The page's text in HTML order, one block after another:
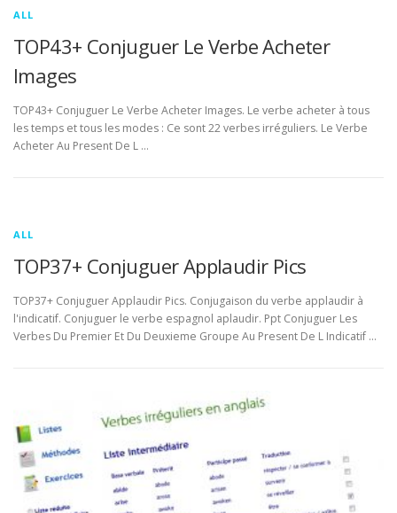
ALL
TOP43+ Conjuguer Le Verbe Acheter
Images
TOP43+ Conjuguer Le Verbe Acheter Images. Le verbe acheter à tous
les temps et tous les modes : Ce sont 22 verbes irréguliers. Le Verbe
Acheter Au Present De L …
ALL
TOP37+ Conjuguer Applaudir Pics
TOP37+ Conjuguer Applaudir Pics. Conjugaison du verbe applaudir à
l'indicatif. Conjuguer le verbe espagnol aplaudir. Ppt Conjuguer Les
Verbes Du Premier Et Du Deuxieme Groupe Au Present De L Indicatif …